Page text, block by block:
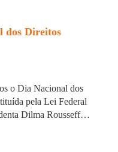
dos Direitos
o Dia Nacional dos
pela Lei Federal
Dilma Rousseff…